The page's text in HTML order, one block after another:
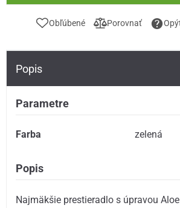
Obľúbené Porovnať
Popis
Parametre
Farba zelená
Popis
Najmäkšie prestieradlo s úpravou